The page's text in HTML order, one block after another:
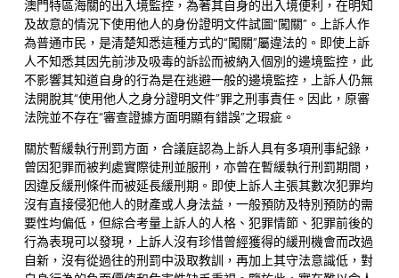
澳門特區海關的出入境監控，為著其自身的出入境便利，在明知
及故意的情況下使用他人的身份證明文件試圖“闖關”。上訴人作
為普通市民，是清楚知悉這種方式的“闖關”屬違法的。即使上訴
人不知悉其因先前涉及吸毒的訴訟而被納入個別的邊境監控，此
不影響其知道自身的行為是在逃避一般的邊境監控，上訴人仍無
法開脫其“使用他人之身分證明文件”罪之刑事責任。因此，原審
法院並不存在“審查證據方面明顯有錯誤”之瑕疵。
關於暫緩執行刑罰方面，合議庭認為上訴人具有多項刑事紀錄，
曾因犯罪而被判處實際徒刑並服刑，亦曾在暫緩執行刑罰期間，
因違反緩刑條件而被延長緩刑期。即使上訴人主張其數次犯罪均
沒有直接侵犯他人的財產或人身法益，一般預防及特別預防的需
要性均偏低，但綜合考量上訴人的人格、犯罪情節、犯罪前後的
行為表現可以發現，上訴人沒有珍惜曾經獲得的緩刑機會而改過
自新，沒有從過往的刑罰中汲取教訓，再加上其守法意識低，對